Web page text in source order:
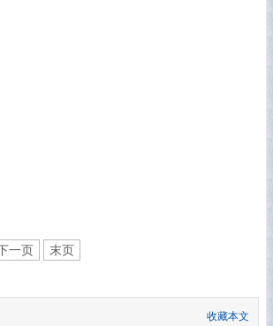
一页 末页
收藏本文